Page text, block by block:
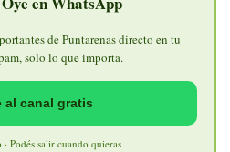
de Puntarenas directo en tu
solo lo que importa.
al canal gratis
· Podés salir cuando quieras